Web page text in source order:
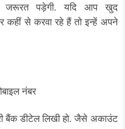
जरूरत पड़ेगी. यदि आप खुद
कहीं से करवा रहे हैं तो इन्हें अपने
नंबर
बैंक डीटेल लिखी हो. जैसे अकाउंट